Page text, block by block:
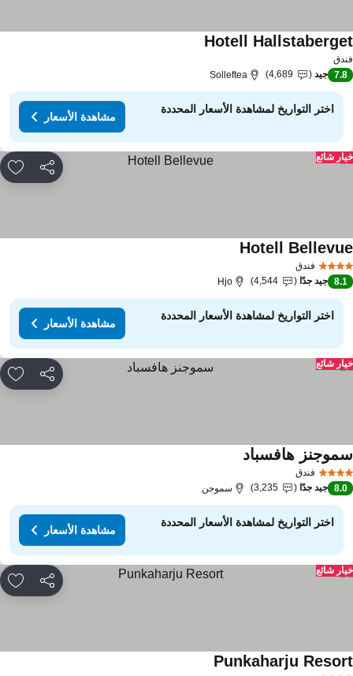
Hotell
7.8 جيد 4,689
Solleftea
اختر التواريخ لمشاهدة الأسعار المحددة
مشاهدة الأسعار
مشاركة
شائع
فندق
Hotell
8.1 جيد جدًا 4,544
Hjo
اختر التواريخ لمشاهدة الأسعار المحددة
مشاهدة الأسعار
مشاركة
شائع
فندق
هافسباد
8.0 جيد جدًا 3,235 سموجن
اختر التواريخ لمشاهدة الأسعار المحددة
مشاهدة الأسعار
مشاركة
شائع
Punkaharju